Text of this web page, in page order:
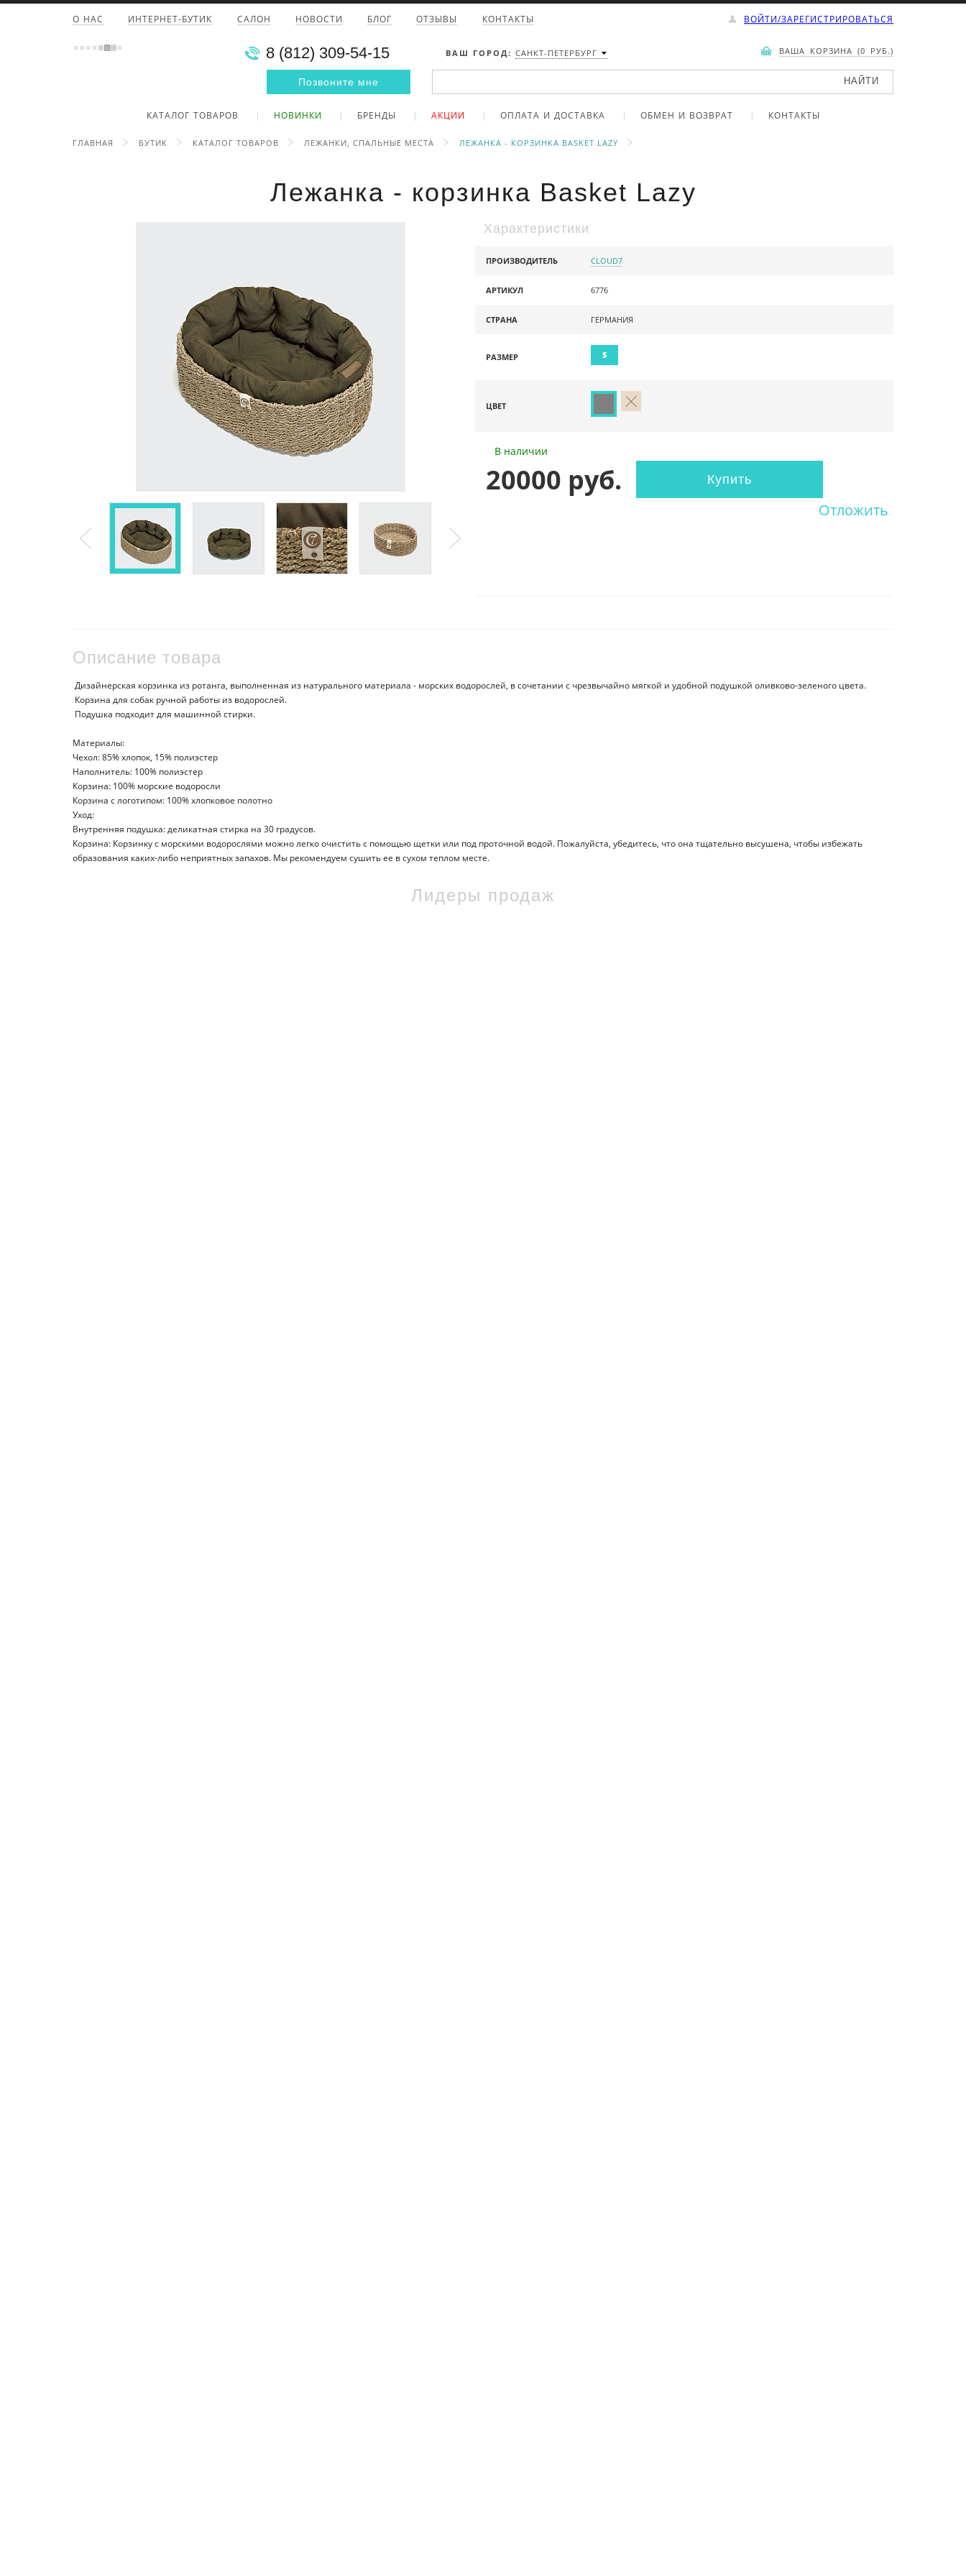
О НАС ИНТЕРНЕТ-БУТИК САЛОН НОВОСТИ БЛОГ ОТЗЫВЫ КОНТАКТЫ ВОЙТИ/ЗАРЕГИСТРИРОВАТЬСЯ
8 (812) 309-54-15 ВАШ ГОРОД: САНКТ-ПЕТЕРБУРГ ВАША КОРЗИНА (0 РУБ.)
Позвоните мне
КАТАЛОГ ТОВАРОВ НОВИНКИ БРЕНДЫ АКЦИИ ОПЛАТА И ДОСТАВКА ОБМЕН И ВОЗВРАТ КОНТАКТЫ
ГЛАВНАЯ БУТИК КАТАЛОГ ТОВАРОВ ЛЕЖАНКИ, СПАЛЬНЫЕ МЕСТА ЛЕЖАНКА - КОРЗИНКА BASKET LAZY
Лежанка - корзинка Basket Lazy
Характеристики
ПРОИЗВОДИТЕЛЬ CLOUD7
АРТИКУЛ 6776
СТРАНА ГЕРМАНИЯ
РАЗМЕР S
ЦВЕТ
В наличии
20000 руб. Купить
Отложить
Описание товара
Дизайнерская корзинка из ротанга, выполненная из натурального материала - морских водорослей, в сочетании с чрезвычайно мягкой и удобной подушкой оливково-зеленого цвета.
Корзина для собак ручной работы из водорослей.
Подушка подходит для машинной стирки.
Материалы:
Чехол: 85% хлопок, 15% полиэстер
Наполнитель: 100% полиэстер
Корзина: 100% морские водоросли
Корзина с логотипом: 100% хлопковое полотно
Уход:
Внутренняя подушка: деликатная стирка на 30 градусов.
Корзина: Корзинку с морскими водорослями можно легко очистить с помощью щетки или под проточной водой. Пожалуйста, убедитесь, что она тщательно высушена, чтобы избежать
образования каких-либо неприятных запахов. Мы рекомендуем сушить ее в сухом теплом месте.
Лидеры продаж